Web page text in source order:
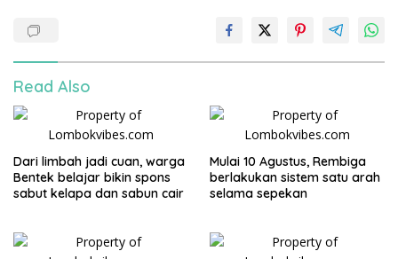
Read Also
Dari limbah jadi cuan, warga
Bentek belajar bikin spons
sabut kelapa dan sabun cair
Mulai 10 Agustus, Rembiga
berlakukan sistem satu arah
selama sepekan